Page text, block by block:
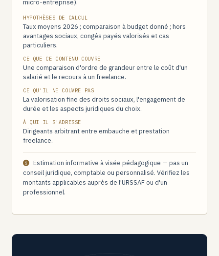
HYPOTHÈSES DE CALCUL
Taux moyens 2026 ; comparaison à budget donné ; hors
avantages sociaux, congés payés valorisés et cas
particuliers.
CE QUE CE CONTENU COUVRE
Une comparaison d'ordre de grandeur entre le coût d'un
salarié et le recours à un freelance.
CE QU'IL NE COUVRE PAS
La valorisation fine des droits sociaux, l'engagement de
durée et les aspects juridiques du choix.
À QUI IL S'ADRESSE
Dirigeants arbitrant entre embauche et prestation
freelance.
Estimation informative à visée pédagogique — pas un
conseil juridique, comptable ou personnalisé. Vérifiez les
montants applicables auprès de l'URSSAF ou d'un
professionnel.